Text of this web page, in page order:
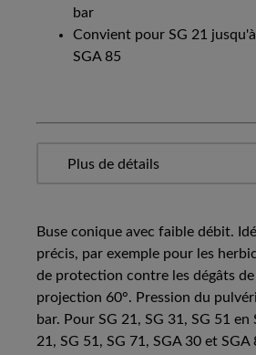
bar
Convient pour SG 21
SGA 85
Buse conique avec faible débit.
précis, par exemple pour les
de protection contre les dégâts de
projection 60°. Pression du
bar. Pour SG 21, SG 31, SG 51 en
21, SG 51, SG 71, SGA 30 et